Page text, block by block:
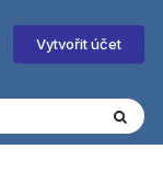
Vytvořit účet